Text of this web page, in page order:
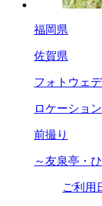
福岡県
佐賀県
フォトウェ
ロケーショ
前撮り
～友泉亭・
ご利用